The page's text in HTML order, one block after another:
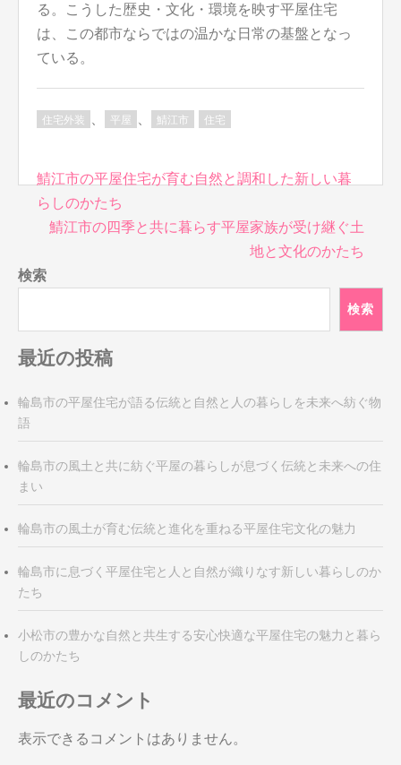
る。こうした歴史・文化・環境を映す平屋住宅
は、この都市ならではの温かな日常の基盤となっ
ている。
住宅外装 平屋 鯖江市 住宅
投
稿
ナ
ゲ
ー
ョ
ン
鯖江市の平屋住宅が育む自然と調和した新しい暮
らしのかたち
鯖江市の四季と共に暮らす平屋家族が受け継ぐ土
地と文化のかたち
検索
検索
最近の投稿
輪島市の平屋住宅が語る伝統と自然と人の暮らしを未来へ紡ぐ物
語
輪島市の風土と共に紡ぐ平屋の暮らしが息づく伝統と未来への住
まい
輪島市の風土が育む伝統と進化を重ねる平屋住宅文化の魅力
輪島市に息づく平屋住宅と人と自然が織りなす新しい暮らしのか
たち
小松市の豊かな自然と共生する安心快適な平屋住宅の魅力と暮ら
しのかたち
最近のコメント
表示できるコメントはありません。